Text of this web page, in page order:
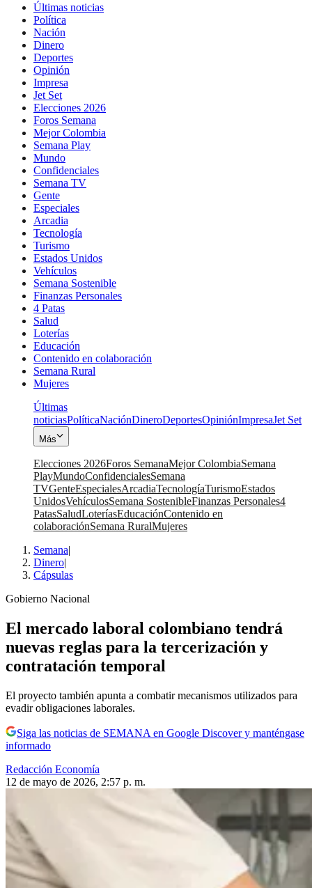
Últimas noticias
Política
Nación
Dinero
Deportes
Opinión
Impresa
Jet Set
Elecciones 2026
Foros Semana
Mejor Colombia
Semana Play
Mundo
Confidenciales
Semana TV
Gente
Especiales
Arcadia
Tecnología
Turismo
Estados Unidos
Vehículos
Semana Sostenible
Finanzas Personales
4 Patas
Salud
Loterías
Educación
Contenido en colaboración
Semana Rural
Mujeres
Últimas
noticiasPolíticaNaciónDineroDeportesOpiniónImpresaJet Set
Más
Elecciones 2026Foros SemanaMejor ColombiaSemana
PlayMundoConfidencialesSemana
TVGenteEspecialesArcadiaTecnologíaTurismoEstados
UnidosVehículosSemana SostenibleFinanzas Personales4
PatasSaludLoteríasEducaciónContenido en
colaboraciónSemana RuralMujeres
Semana|
Dinero|
Cápsulas
Gobierno Nacional
El mercado laboral colombiano tendrá
nuevas reglas para la tercerización y
contratación temporal
El proyecto también apunta a combatir mecanismos utilizados para
evadir obligaciones laborales.
Siga las noticias de SEMANA en Google Discover y manténgase
informado
Redacción Economía
12 de mayo de 2026, 2:57 p. m.